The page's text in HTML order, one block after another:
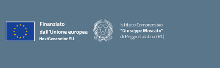
Istituto Comprensivo
"Giuseppe Moscato"
di Reggio Calabria (RC)
— Visita la pagina iniziale della scuola